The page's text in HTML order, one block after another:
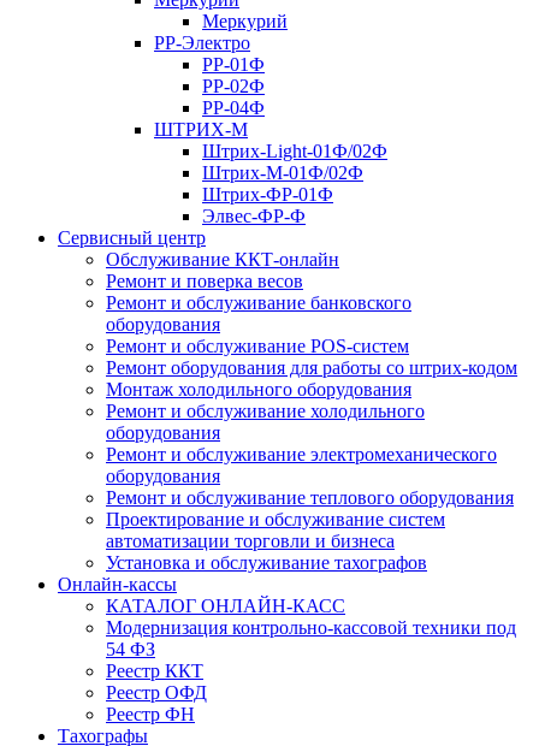
Меркурий
РР-Электро
РР-01Ф
РР-02Ф
РР-04Ф
ШТРИХ-М
Штрих-Light-01Ф/02Ф
Штрих-М-01Ф/02Ф
Штрих-ФР-01Ф
Элвес-ФР-Ф
Сервисный центр
Обслуживание ККТ-онлайн
Ремонт и поверка весов
Ремонт и обслуживание банковского
оборудования
Ремонт и обслуживание POS-систем
Ремонт оборудования для работы со штрих-кодом
Монтаж холодильного оборудования
Ремонт и обслуживание холодильного
оборудования
Ремонт и обслуживание электромеханического
оборудования
Ремонт и обслуживание теплового оборудования
Проектирование и обслуживание систем
автоматизации торговли и бизнеса
Установка и обслуживание тахографов
Онлайн-кассы
КАТАЛОГ ОНЛАЙН-КАСС
Модернизация контрольно-кассовой техники под
54 ФЗ
Реестр ККТ
Реестр ОФД
Реестр ФН
Тахографы